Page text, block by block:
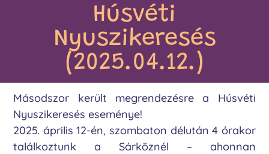
Húsvéti
Nyuszikeresés
(2025.04.12.)
Másodszor került megrendezésre a Húsvéti
Nyuszikeresés eseménye!
2025. április 12-én, szombaton délután 4 órakor
találkoztunk a Sárköznél – ahonnan